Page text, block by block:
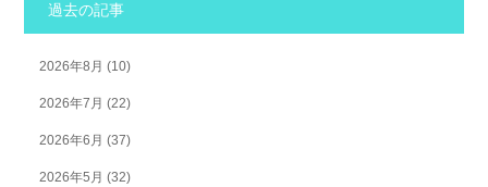
過去の記事
2026年8月 (10)
2026年7月 (22)
2026年6月 (37)
2026年5月 (32)